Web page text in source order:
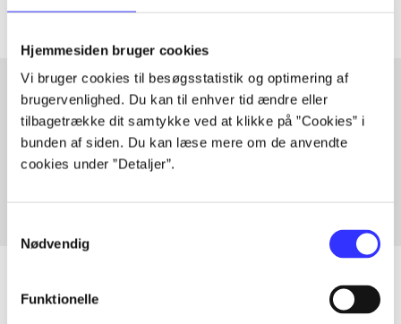
Hjemmesiden bruger cookies
Vi bruger cookies til besøgsstatistik og optimering af
brugervenlighed. Du kan til enhver tid ændre eller
tilbagetrække dit samtykke ved at klikke på ”Cookies” i
bunden af siden. Du kan læse mere om de anvendte
cookies under ”Detaljer”.
Nødvendig
Funktionelle
Artikler med samme emner